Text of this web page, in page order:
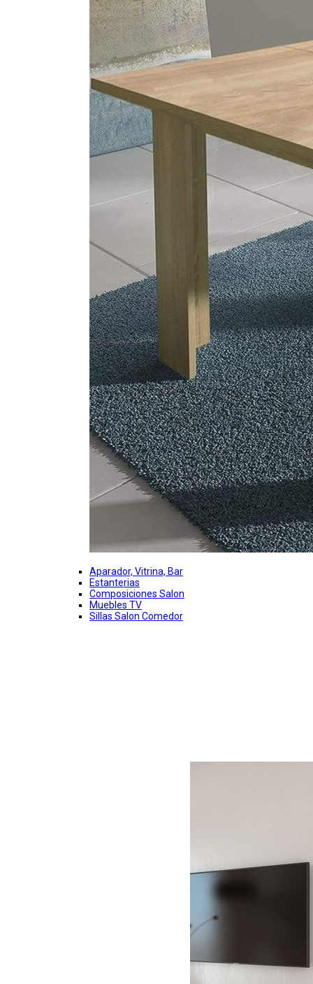
Aparador, Vitrina, Bar
Estanterias
Composiciones Salon
Muebles TV
Sillas Salon Comedor